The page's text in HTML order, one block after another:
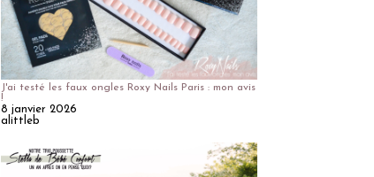
J'ai testé les faux ongles Roxy Nails Paris : mon avis
!
8 janvier 2026
alittleb